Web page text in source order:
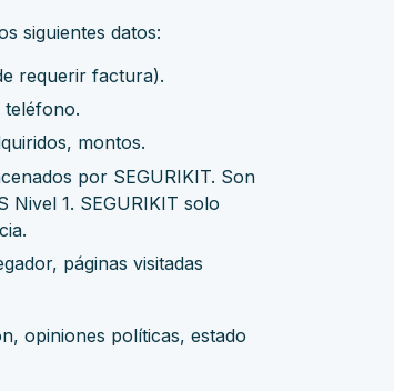
siguientes datos:
requerir factura).
montos.
por SEGURIKIT. Son
Nivel 1. SEGURIKIT solo
páginas visitadas
opiniones políticas, estado